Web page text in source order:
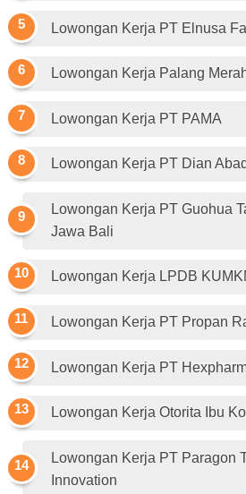
Lowongan Kerja PT Elnusa
Lowongan Kerja Palang
Lowongan Kerja PT PAMA
Lowongan Kerja PT Dian
Lowongan Kerja PT Guohua
Jawa Bali
Lowongan Kerja LPDB
Lowongan Kerja PT Propan
Lowongan Kerja PT
Lowongan Kerja Otorita Ibu
Lowongan Kerja PT Paragon
Innovation